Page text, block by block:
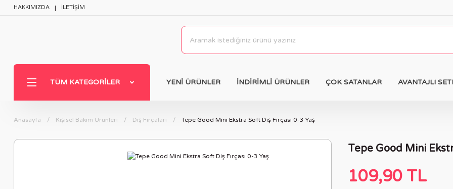
HAKKIMIZDA İLETİŞİM
TÜM KATEGORILER YENİ ÜRÜNLER İNDİRİMLİ ÜRÜNLER ÇOK SATANLAR AVANTAJLI
Anasayfa Kişisel Bakım Ürünleri Diş Fırçaları Tepe Good Mini Ekstra Soft Diş Fırçası 0-3 Yaş
Tepe Good Mini
109,90 TL